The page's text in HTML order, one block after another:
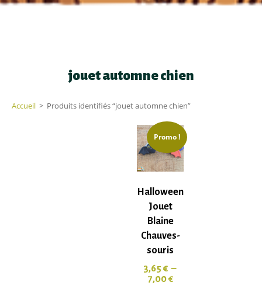
jouet automne chien
Accueil > Produits identifiés “jouet automne chien”
Promo !
Halloween
Jouet
Blaine
Chauves-
souris
3,65 € –
7,00€